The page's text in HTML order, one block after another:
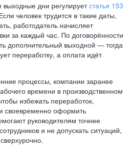
выходные дни регулируетстатья 153
человек трудится в такие даты,
работодатель начисляет
за каждый час. По договорённости
дополнительный выходной — тогда
переработку, а оплата идёт
процессы, компании заранее
времени в производственном
избежать переработок,
своевременно оформить
руководителям точнее
и не допускать ситуаций,